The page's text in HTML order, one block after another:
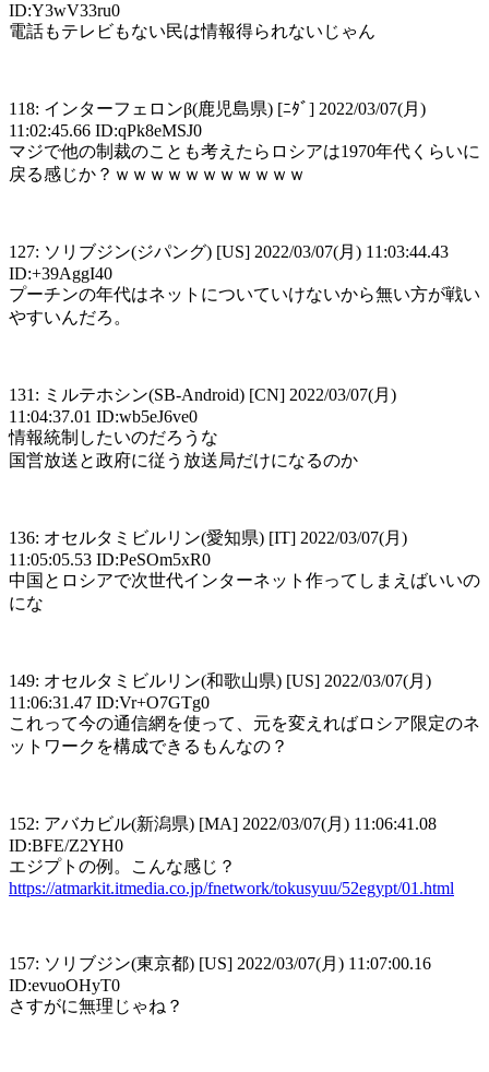
ID:Y3wV33ru0
電話もテレビもない民は情報得られないじゃん
118: インターフェロンβ(鹿児島県) [ﾆﾀﾞ] 2022/03/07(月)
11:02:45.66 ID:qPk8eMSJ0
マジで他の制裁のことも考えたらロシアは1970年代くらいに
戻る感じか？ｗｗｗｗｗｗｗｗｗｗｗ
127: ソリブジン(ジパング) [US] 2022/03/07(月) 11:03:44.43
ID:+39AggI40
プーチンの年代はネットについていけないから無い方が戦い
やすいんだろ。
131: ミルテホシン(SB-Android) [CN] 2022/03/07(月)
11:04:37.01 ID:wb5eJ6ve0
情報統制したいのだろうな
国営放送と政府に従う放送局だけになるのか
136: オセルタミビルリン(愛知県) [IT] 2022/03/07(月)
11:05:05.53 ID:PeSOm5xR0
中国とロシアで次世代インターネット作ってしまえばいいの
にな
149: オセルタミビルリン(和歌山県) [US] 2022/03/07(月)
11:06:31.47 ID:Vr+O7GTg0
これって今の通信網を使って、元を変えればロシア限定のネ
ットワークを構成できるもんなの？
152: アバカビル(新潟県) [MA] 2022/03/07(月) 11:06:41.08
ID:BFE/Z2YH0
エジプトの例。こんな感じ？
https://atmarkit.itmedia.co.jp/fnetwork/tokusyuu/52egypt/01.html
157: ソリブジン(東京都) [US] 2022/03/07(月) 11:07:00.16
ID:evuoOHyT0
さすがに無理じゃね？